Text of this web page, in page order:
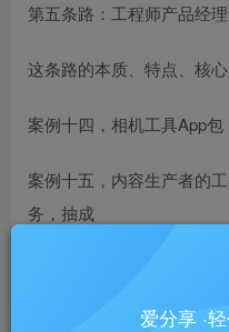
第五条路：工程师产品经
这条路的本质、特点、核
案例十四，相机工具App
案例十五，内容生产者的
务，抽成
对于产品经理和工程师的建
爱分享 ·